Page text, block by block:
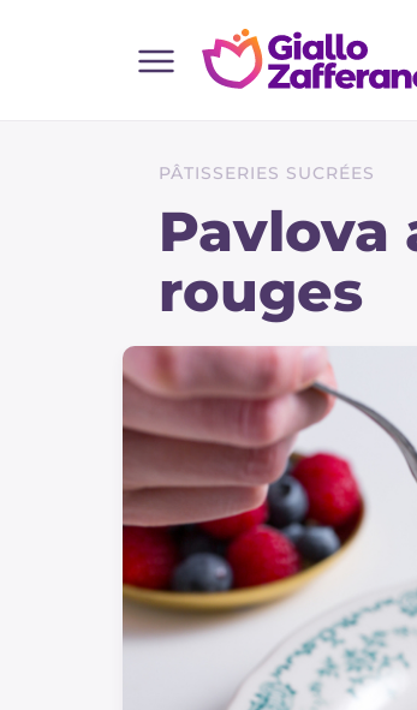
Toutes les recettes
Plats principaux
Accompagnement
Pizzas et focaccia
Gateaux et patisserie
Dernieres recettes
PÂTISSERIES SUCRÉES
rouges